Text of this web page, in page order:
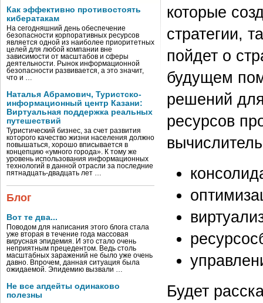
Как эффективно противостоять
кибератакам
На сегодняшний день обеспечение
безопасности корпоративных ресурсов
является одной из наиболее приоритетных
целей для любой компании вне
зависимости от масштабов и сферы
деятельности. Рынок информационной
безопасности развивается, а это значит,
что и …
Наталья Абрамович, Туристско-
информационный центр Казани:
Виртуальная поддержка реальных
путешествий
Туристический бизнес, за счет развития
которого качество жизни населения должно
повышаться, хорошо вписывается в
концепцию «умного города». К тому же
уровень использования информационных
технологий в данной отрасли за последние
пятнадцать-двадцать лет …
Блог
Вот те два...
Поводом для написания этого блога стала
уже вторая в течение года массовая
вирусная эпидемия. И это стало очень
неприятным прецедентом. Ведь столь
масштабных заражений не было уже очень
давно. Впрочем, данная ситуация была
ожидаемой. Эпидемию вызвали …
Не все апдейты одинаково
полезны
которые
стратегии,
пойдет о
будущем
решений
ресурсов
Будет